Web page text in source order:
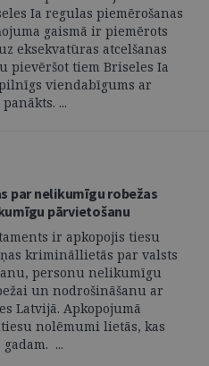
Ia regulas piemērošanas
gaismā ir piemērots
eksekvatūras atcelšanas
pievēršot tiem Briseles Ia
viendabīgums ar
...
par nelikumīgu robežas
pārvietošanu
ir apkopojis tiesu
krimināllietās par valsts
personu nelikumīgu
un nodrošināšanu ar
Latvijā. Apkopojumā
nolēmumi lietās, kas
...